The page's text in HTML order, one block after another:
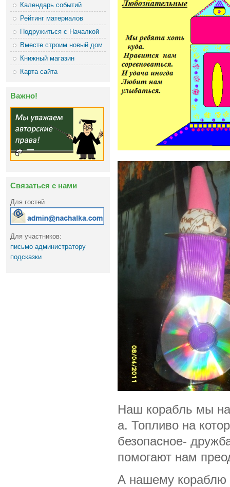
Календарь событий
Рейтинг материалов
Подружиться с Началкой
Вместе строим новый дом
Книжный магазин
Карта сайта
Важно!
Связаться с нами
Для гостей
Для участников:
письмо администратору
подсказки
Наш корабль мы
а. Топливо на
безопасное-
помогают нам
А нашему кораблю